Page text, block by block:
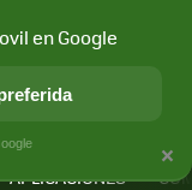
APLICACIONES
×
en Google